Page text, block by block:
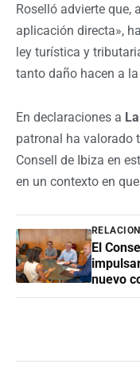
Roselló advierte que,
aplicación directa»,
ley turística y
tanto daño hacen a
En declaraciones a
patronal ha valorado
Consell de Ibiza en
en un contexto en
El
nuevo